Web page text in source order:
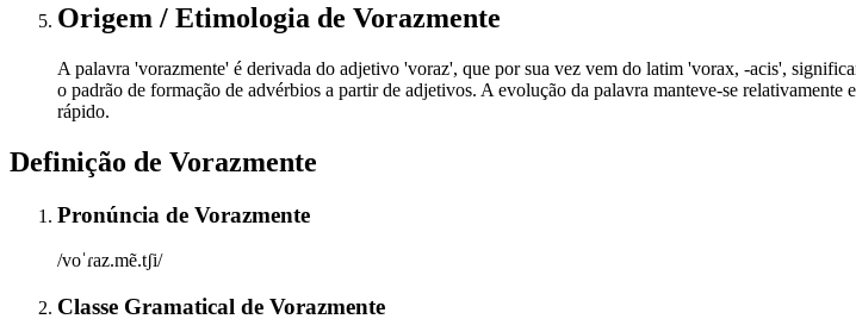
Origem / Etimologia de Vorazmente
A palavra 'vorazmente' é derivada do adjetivo 'voraz', que por sua vez vem do latim 'vorax, -acis',
o padrão de formação de advérbios a partir de adjetivos. A evolução da palavra manteve-se
rápido.
Definição de Vorazmente
Pronúncia de Vorazmente
/voˈɾaz.mẽ.tʃi/
Classe Gramatical de Vorazmente